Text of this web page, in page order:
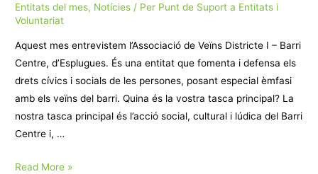
Entitats del mes, Notícies / Per Punt de Suport a Entitats i
Voluntariat
Aquest mes entrevistem l’Associació de Veïns Districte I – Barri
Centre, d’Esplugues. És una entitat que fomenta i defensa els
drets cívics i socials de les persones, posant especial èmfasi
amb els veïns del barri. Quina és la vostra tasca principal? La
nostra tasca principal és l’acció social, cultural i lúdica del Barri
Centre i, …
ENTITAT
Read More »